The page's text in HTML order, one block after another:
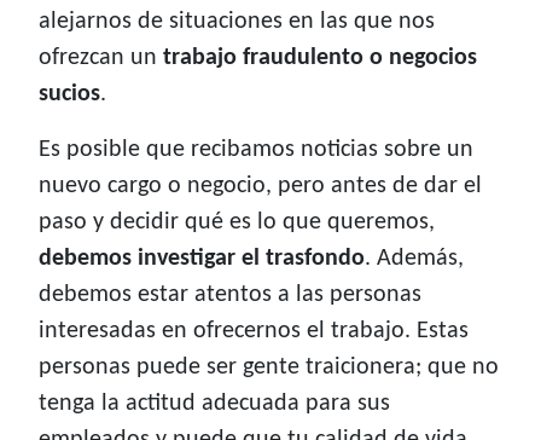
alejarnos de situaciones en las que nos
ofrezcan un trabajo fraudulento o negocios
sucios.
Es posible que recibamos noticias sobre un
nuevo cargo o negocio, pero antes de dar el
paso y decidir qué es lo que queremos,
debemos investigar el trasfondo. Además,
debemos estar atentos a las personas
interesadas en ofrecernos el trabajo. Estas
personas puede ser gente traicionera; que no
tenga la actitud adecuada para sus